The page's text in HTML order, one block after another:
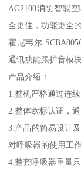
AG2100消防智能
全更佳，功能更全
霍尼韦尔
通讯功能跟扩音模
产品介绍：
1.整机严格通过连
2.整体欧标认证，
3.产品的简易设计
对呼吸器的使用工
4.整套呼吸器重量